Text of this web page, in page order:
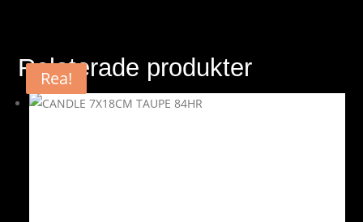
Relaterade produkter
Rea!
Rea!